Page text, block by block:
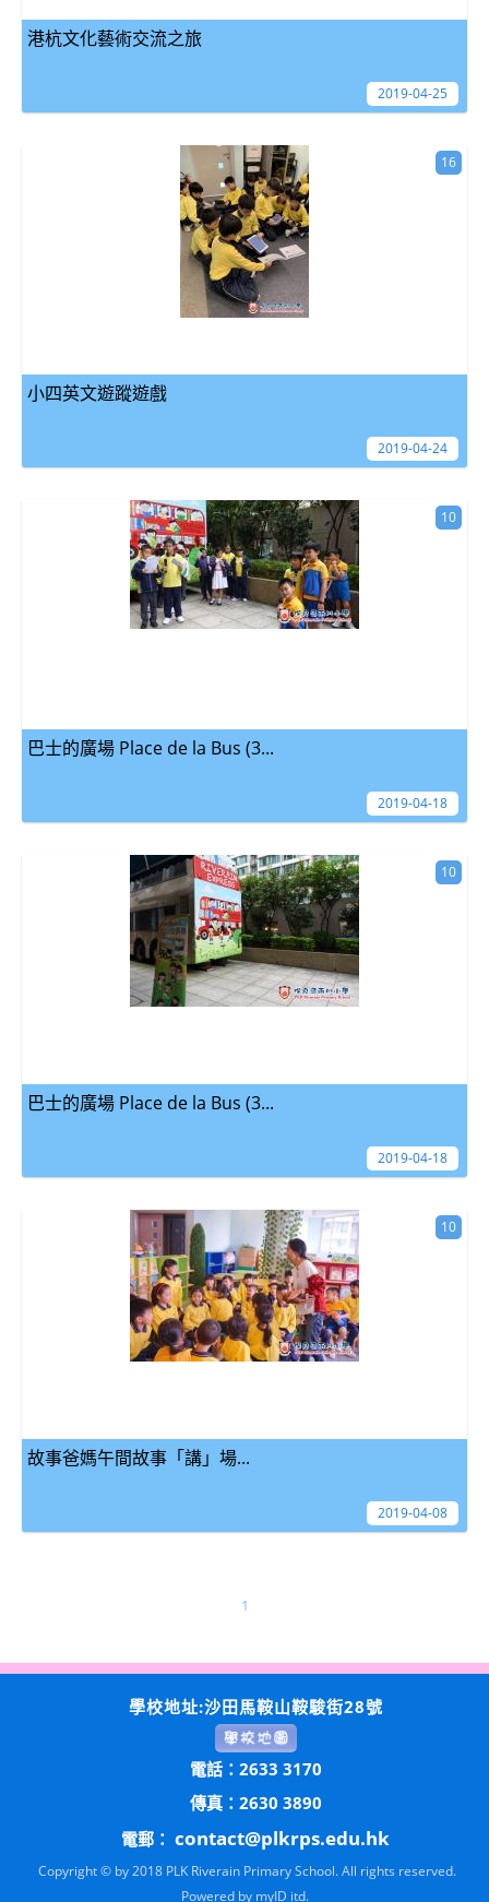
港杭文化藝術交流之旅
2019-04-25
小四英文遊蹤遊戲
16
2019-04-24
巴士的廣場 Place de la Bus (3...
10
2019-04-18
巴士的廣場 Place de la Bus (3...
10
2019-04-18
故事爸媽午間故事「講」場...
10
2019-04-08
1
學校地址:沙田馬鞍山鞍駿街28號
電話：2633 3170
傳真：2630 3890
電郵： contact@plkrps.edu.hk
Copyright © by 2018 PLK Riverain Primary School. All rights reserved.
Powered by myID itd.